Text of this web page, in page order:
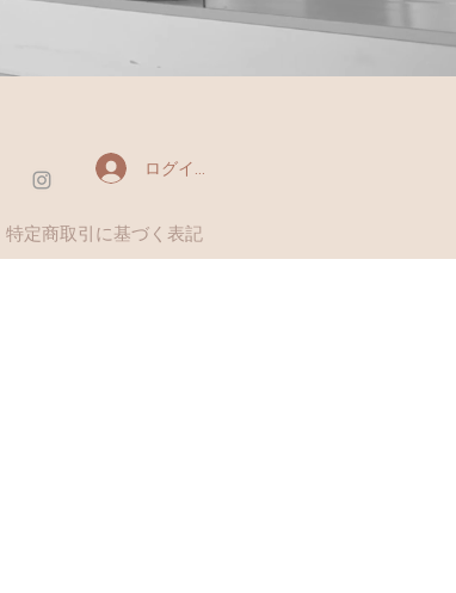
ログイン
特定商取引に基づく表記